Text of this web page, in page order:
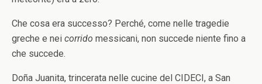
Che cosa era successo? Perché, come nelle tragedie
greche e nei corrido messicani, non succede niente fino a
che succede.
Doña Juanita, trincerata nelle cucine del CIDECI, a San